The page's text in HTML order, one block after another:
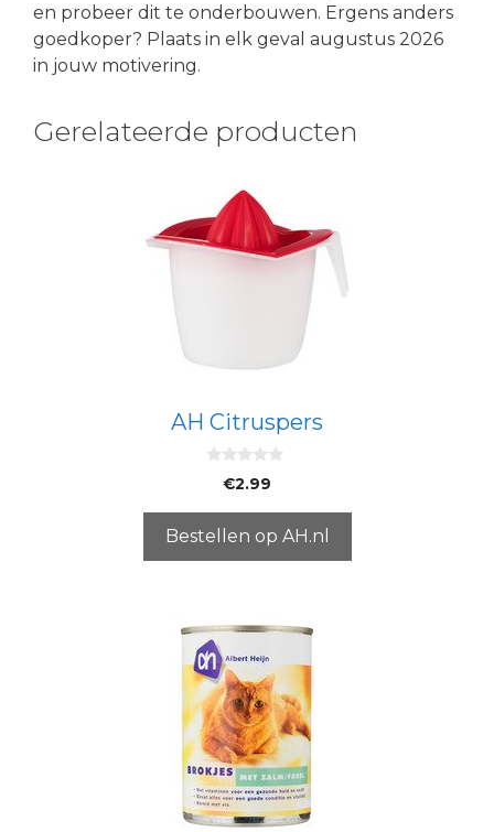
en probeer dit te onderbouwen. Ergens anders
goedkoper? Plaats in elk geval augustus 2026
in jouw motivering.
Gerelateerde producten
AH Citruspers
5
€2.99
Bestellen op AH.nl